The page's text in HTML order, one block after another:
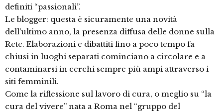
definiti “passionali”.
Le blogger: questa è sicuramente una novità
dell’ultimo anno, la presenza diffusa delle donne sulla
Rete. Elaborazioni e dibattiti fino a poco tempo fa
chiusi in luoghi separati cominciano a circolare e a
contaminarsi in cerchi sempre più ampi attraverso i
siti femminili.
Come la riflessione sul lavoro di cura, o meglio su “la
cura del vivere” nata a Roma nel “gruppo del